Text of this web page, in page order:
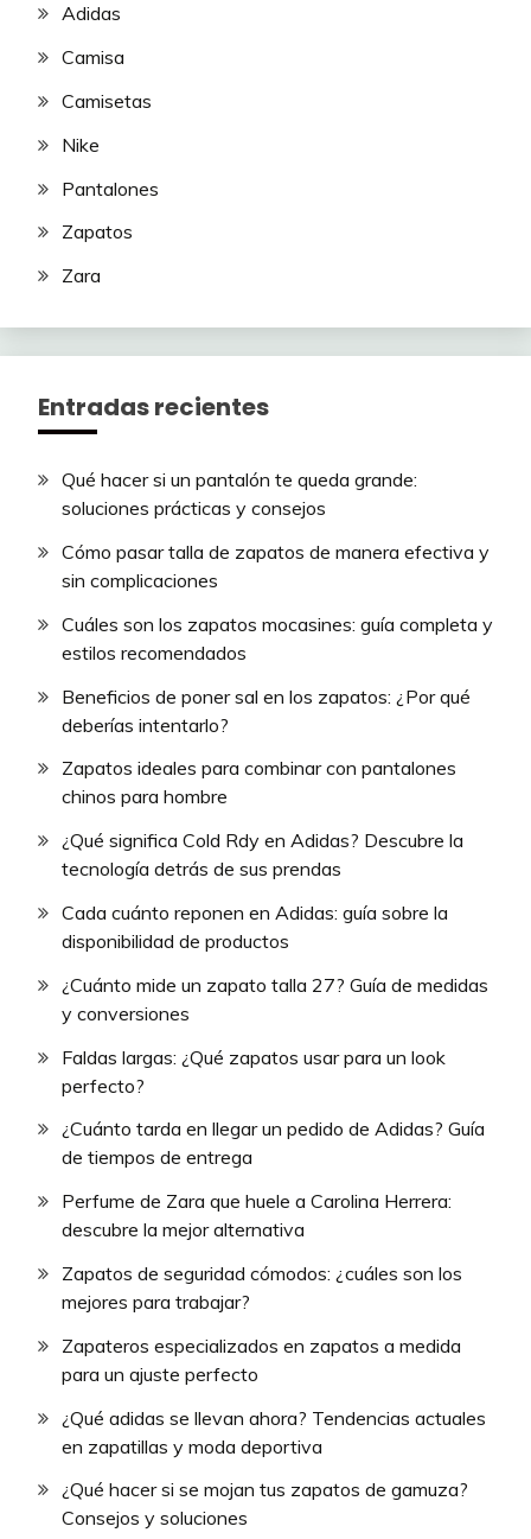
Adidas
Camisa
Camisetas
Nike
Pantalones
Zapatos
Zara
Entradas recientes
Qué hacer si un pantalón te queda grande:
soluciones prácticas y consejos
Cómo pasar talla de zapatos de manera efectiva y
sin complicaciones
Cuáles son los zapatos mocasines: guía completa y
estilos recomendados
Beneficios de poner sal en los zapatos: ¿Por qué
deberías intentarlo?
Zapatos ideales para combinar con pantalones
chinos para hombre
¿Qué significa Cold Rdy en Adidas? Descubre la
tecnología detrás de sus prendas
Cada cuánto reponen en Adidas: guía sobre la
disponibilidad de productos
¿Cuánto mide un zapato talla 27? Guía de medidas
y conversiones
Faldas largas: ¿Qué zapatos usar para un look
perfecto?
¿Cuánto tarda en llegar un pedido de Adidas? Guía
de tiempos de entrega
Perfume de Zara que huele a Carolina Herrera:
descubre la mejor alternativa
Zapatos de seguridad cómodos: ¿cuáles son los
mejores para trabajar?
Zapateros especializados en zapatos a medida
para un ajuste perfecto
¿Qué adidas se llevan ahora? Tendencias actuales
en zapatillas y moda deportiva
¿Qué hacer si se mojan tus zapatos de gamuza?
Consejos y soluciones